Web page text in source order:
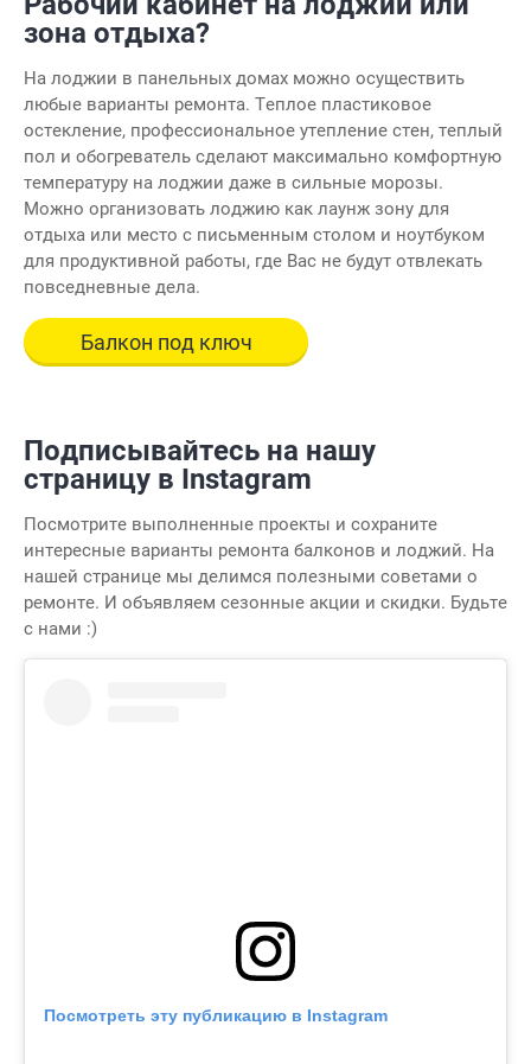
зона отдыха?
На лоджии в панельных домах можно осуществить
любые варианты ремонта. Теплое пластиковое
остекление, профессиональное утепление стен, теплый
пол и обогреватель сделают максимально комфортную
температуру на лоджии даже в сильные морозы.
Можно организовать лоджию как лаунж зону для
отдыха или место с письменным столом и ноутбуком
для продуктивной работы, где Вас не будут отвлекать
повседневные дела.
Балкон под ключ
Подписывайтесь на нашу
страницу в Instagram
Посмотрите выполненные проекты и сохраните
интересные варианты ремонта балконов и лоджий. На
нашей странице мы делимся полезными советами о
ремонте. И объявляем сезонные акции и скидки. Будьте
с нами :)
Посмотреть эту публикацию в Instagram